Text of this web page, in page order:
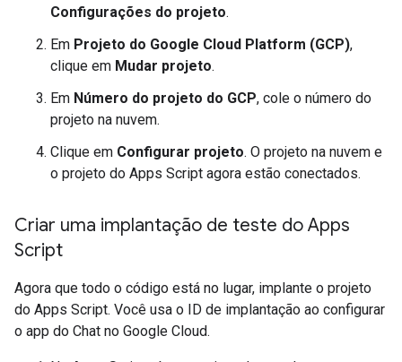
Configurações do projeto.
Em Projeto do Google Cloud Platform (GCP),
clique em Mudar projeto.
Em Número do projeto do GCP, cole o número do
projeto na nuvem.
Clique em Configurar projeto. O projeto na nuvem e
o projeto do Apps Script agora estão conectados.
Criar uma implantação de teste do Apps
Script
Agora que todo o código está no lugar, implante o projeto
do Apps Script. Você usa o ID de implantação ao configurar
o app do Chat no Google Cloud.